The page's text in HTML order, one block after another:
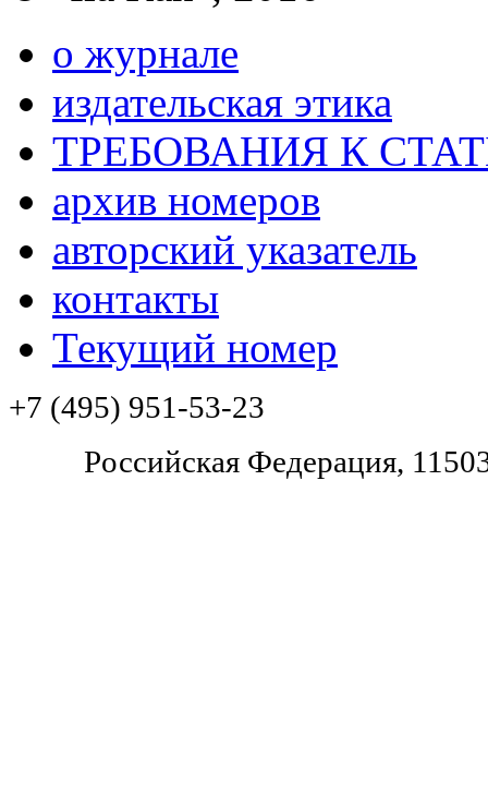
о журнале
издательская этика
ТРЕБОВАНИЯ К
архив номеров
авторский указатель
контакты
Текущий номер
+7 (495) 951-53-23
Pоссийская Федерация,